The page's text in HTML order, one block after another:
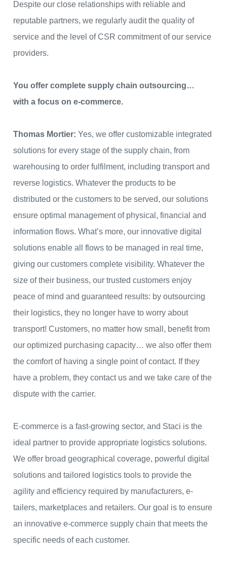
Despite our close relationships with reliable and
reputable partners, we regularly audit the quality of
service and the level of CSR commitment of our service
providers.
You offer complete supply chain outsourcing…
with a focus on e-commerce.
Thomas Mortier: Yes, we offer customizable integrated
solutions for every stage of the supply chain, from
warehousing to order fulfilment, including transport and
reverse logistics. Whatever the products to be
distributed or the customers to be served, our solutions
ensure optimal management of physical, financial and
information flows. What’s more, our innovative digital
solutions enable all flows to be managed in real time,
giving our customers complete visibility. Whatever the
size of their business, our trusted customers enjoy
peace of mind and guaranteed results: by outsourcing
their logistics, they no longer have to worry about
transport! Customers, no matter how small, benefit from
our optimized purchasing capacity… we also offer them
the comfort of having a single point of contact. If they
have a problem, they contact us and we take care of the
dispute with the carrier.
E-commerce is a fast-growing sector, and Staci is the
ideal partner to provide appropriate logistics solutions.
We offer broad geographical coverage, powerful digital
solutions and tailored logistics tools to provide the
agility and efficiency required by manufacturers, e-
tailers, marketplaces and retailers. Our goal is to ensure
an innovative e-commerce supply chain that meets the
specific needs of each customer.